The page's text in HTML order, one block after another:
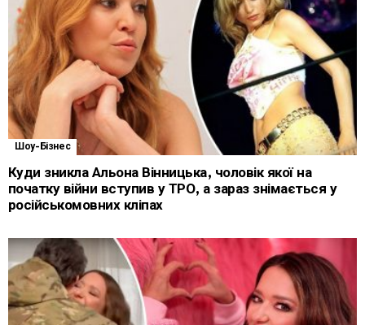
Шоу-Бізнес
Куди зникла Альона Вінницька, чоловік якої на
початку війни вступив у ТРО, а зараз знімається у
російськомовних кліпах